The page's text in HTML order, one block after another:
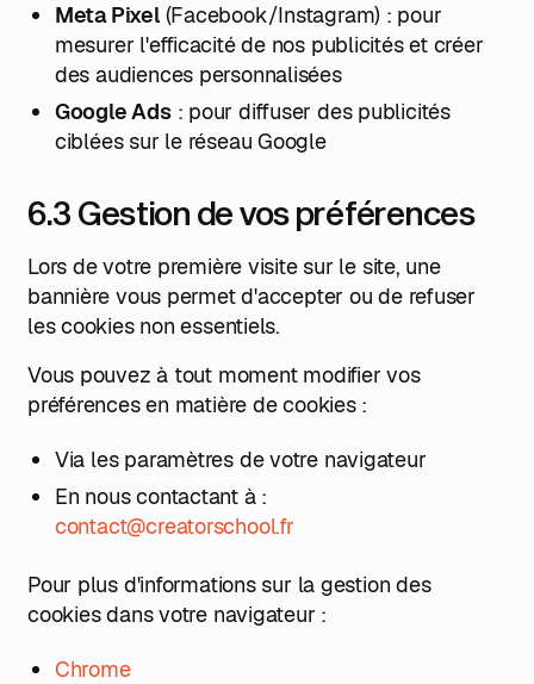
Meta Pixel(Facebook/Instagram) : pour
mesurer l'efficacité de nos publicités et créer
des audiences personnalisées
Google Ads: pour diffuser des publicités
ciblées sur le réseau Google
6.3 Gestion de vos préférences
Lors de votre première visite sur le site, une
bannière vous permet d'accepter ou de refuser
les cookies non essentiels.
Vous pouvez à tout moment modifier vos
préférences en matière de cookies :
Via les paramètres de votre navigateur
En nous contactant à :
contact@creatorschool.fr
Pour plus d'informations sur la gestion des
cookies dans votre navigateur :
Chrome